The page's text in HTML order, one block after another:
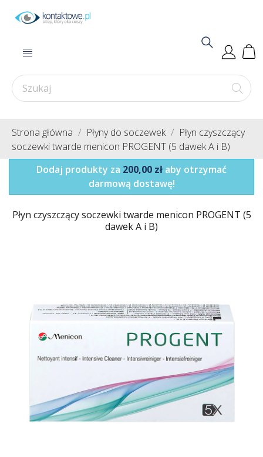
Strona główna Płyny do soczewek
Płyn czyszczący
soczewki twarde menicon PROGENT (5 dawek A i B)
Dodaj produkty za 200,00 zł aby otrzymać
darmową dostawę!
Płyn czyszczący soczewki twarde menicon PROGENT (5
dawek A i B)